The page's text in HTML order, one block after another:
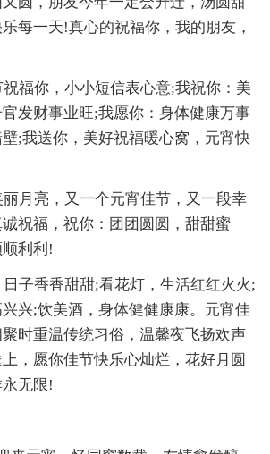
每一天!真心的祝福你，我的朋友，
福你，小小短信表心意;我祝你：美
发财事业旺;我愿你：身体健康万事
;我送你，美好祝福暖心窝，元宵快
月亮，又一个元宵佳节，又一段幸
祝福，祝你：团团圆圆，甜甜蜜
利利!
子香香甜甜;看花灯，生活红红火火;
兴;饮美酒，身体健健康康。元宵佳
时重温传统习俗，温馨夜飞扬欢声
，愿你佳节快乐心灿烂，花好月圆
无限!